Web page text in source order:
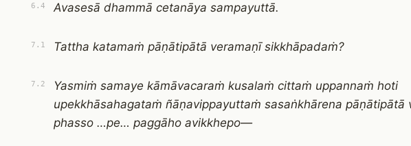
6.4 Avasesā dhammā cetanāya sampayuttā.
7.1 Tattha katamaṁ pāṇātipātā veramaṇī sikkhāpadaṁ?
7.2
Yasmiṁ samaye kāmāvacaraṁ kusalaṁ cittaṁ uppannaṁ hoti
upekkhāsahagataṁ ñāṇavippayuttaṁ sasaṅkhārena pāṇātipātā
phasso …pe… paggāho avikkhepo—